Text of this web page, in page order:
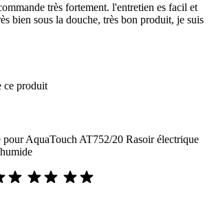
très fortement. l'entretien es facil et
bien sous la douche, très bon produit, je suis
ce produit
pour AquaTouch AT752/20 Rasoir électrique